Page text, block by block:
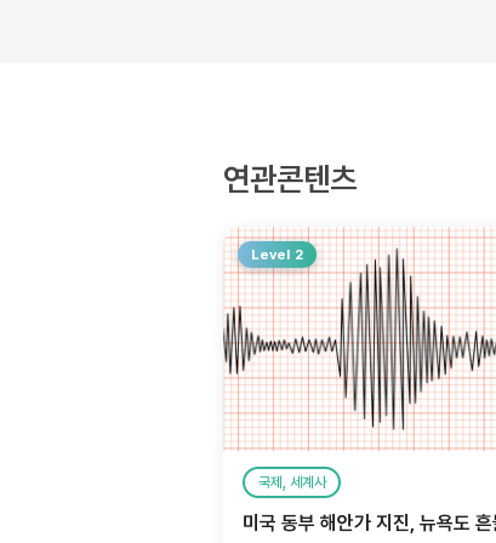
연관콘텐츠
Level 2
국제, 세계사
미국 동부 해안가 지진, 뉴욕도 흔